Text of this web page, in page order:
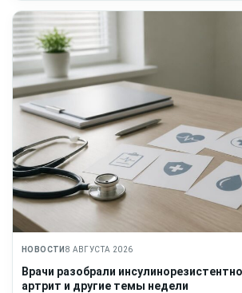
НОВОСТИ 8 АВГУСТА 2026
Врачи разобрали
артрит и другие темы недели